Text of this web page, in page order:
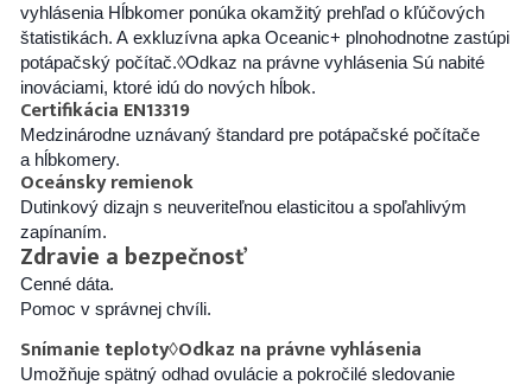
vyhláseniaHĺbkomer ponúka okamžitý prehľad o kľúčových
štatistikách. A exkluzívna apka Oceanic+ plnohodnotne zastúpi
potápačský počítač.◊Odkaz na právne vyhláseniaSú nabité
inováciami, ktoré idú do nových hĺbok.
Certifikácia EN13319
Medzinárodne uznávaný štandard pre potápačské počítače
a hĺbkomery.
Oceánsky remienok
Dutinkový dizajn s neuveriteľnou elasticitou a spoľahlivým
zapínaním.
Zdravie a bezpečnosť
Cenné dáta.
Pomoc v správnej chvíli.
Snímanie teploty◊Odkaz na právne vyhlásenia
Umožňuje spätný odhad ovulácie a pokročilé sledovanie